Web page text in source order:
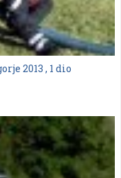
2013 , 1 dio